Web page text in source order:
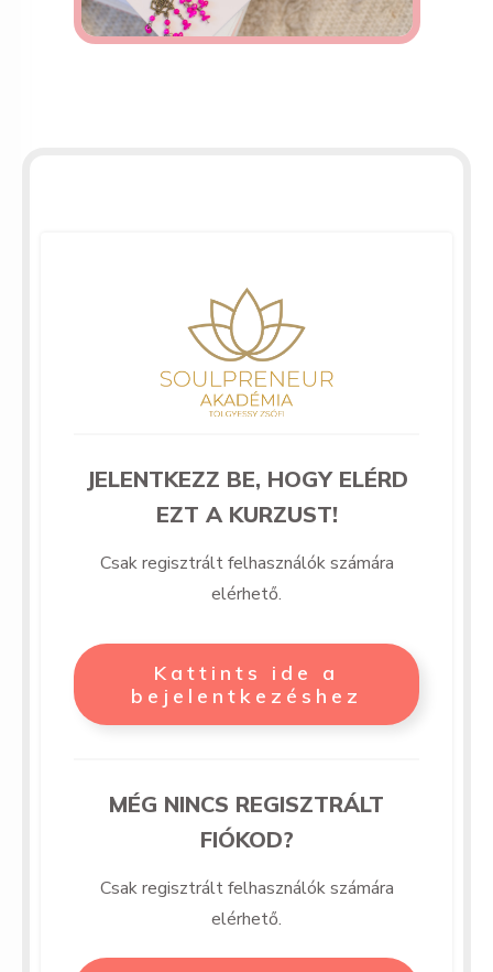
JELENTKEZZ BE, HOGY ELÉRD
EZT A KURZUST!
Csak regisztrált felhasználók számára
elérhető.
Kattints ide a
bejelentkezéshez
MÉG NINCS REGISZTRÁLT
FIÓKOD?
Csak regisztrált felhasználók számára
elérhető.